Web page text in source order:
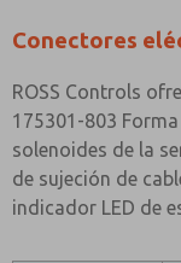
Conectores
ROSS Controls
175301-803
solenoides de la
de sujeción de
indicador LED de